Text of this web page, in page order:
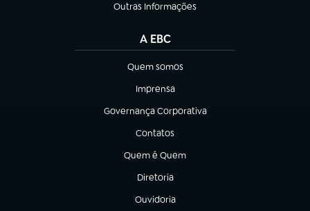
Outras Informações
(abre em nova aba)
A EBC
Quem somos
(abre em nova aba)
Imprensa
(abre em nova aba)
Governança Corporativa
(abre em nova aba)
Contatos
(abre em nova aba)
Quem é Quem
(abre em nova aba)
Diretoria
(abre em nova aba)
Ouvidoria
(abre em nova aba)